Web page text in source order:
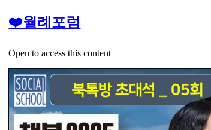
❤️월례포럼
Open to access this content